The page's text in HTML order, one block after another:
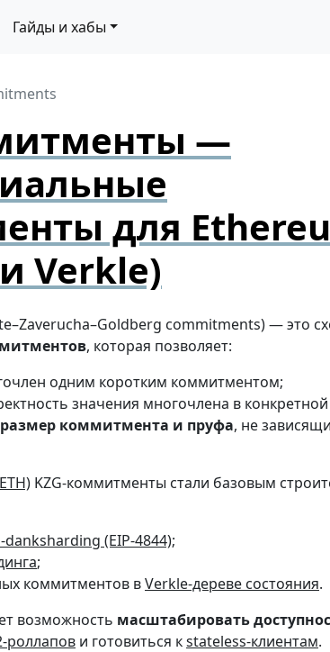
Гайды и хабы
—
для
Verkle)
commitments) — это
, которая позволяет:
одним коротким коммитментом;
значения многочлена в
коммитмента и пруфа, не
KZG-коммитменты стали базовым
(EIP-4844);
;
коммитментов вVerkle-дереве состояния.
возможность масштабировать
роллапов и готовиться кstateless-клиентам.